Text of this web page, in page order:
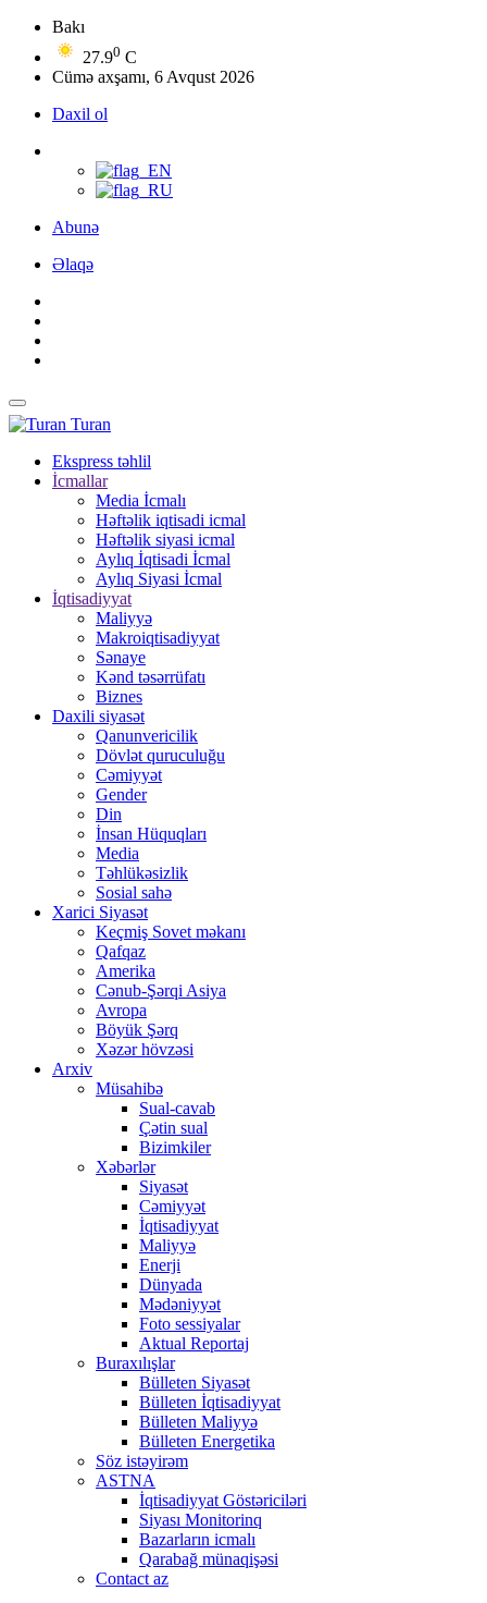
Bakı
27.90 C
Cümə axşamı, 6 Avqust 2026
Daxil ol
Abunə
Əlaqə
Turan
Ekspress təhlil
İcmallar
Media İcmalı
Həftəlik iqtisadi icmal
Həftəlik siyasi icmal
Aylıq İqtisadi İcmal
Aylıq Siyasi İcmal
İqtisadiyyat
Maliyyə
Makroiqtisadiyyat
Sənaye
Kənd təsərrüfatı
Biznes
Daxili siyasət
Qanunvericilik
Dövlət quruculuğu
Cəmiyyət
Gender
Din
İnsan Hüquqları
Media
Təhlükəsizlik
Sosial sahə
Xarici Siyasət
Keçmiş Sovet məkanı
Qafqaz
Amerika
Cənub-Şərqi Asiya
Avropa
Böyük Şərq
Xəzər hövzəsi
Arxiv
Müsahibə
Sual-cavab
Çətin sual
Bizimkiler
Xəbərlər
Siyasət
Cəmiyyət
İqtisadiyyat
Maliyyə
Enerji
Dünyada
Mədəniyyət
Foto sessiyalar
Aktual Reportaj
Buraxılışlar
Bülleten Siyasət
Bülleten İqtisadiyyat
Bülleten Maliyyə
Bülleten Energetika
Söz istəyirəm
ASTNA
İqtisadiyyat Göstəriciləri
Siyası Monitorinq
Bazarların icmalı
Qarabağ münaqişəsi
Contact az